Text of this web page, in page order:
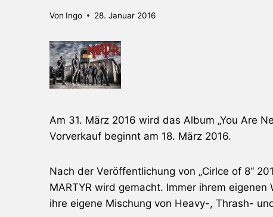
Von Ingo 28. Januar 2016
Am 31. März 2016 wird das Album „You Are
Vorverkauf beginnt am 18. März 2016.
Nach der Veröffentlichung von „Cirlce of 8“
MARTYR wird gemacht. Immer ihrem
ihre eigene Mischung von Heavy-, Thrash-